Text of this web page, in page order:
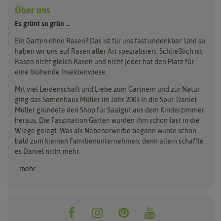
Tierrasen
Landschaftsrasen
Rasendünger
Erde
Unkrautbeseitigung
Greenfield
Grüne Oase
Hauert Manna
Kiepenkerl
Samen maier
Über uns
Es grünt so grün …
Ein Garten ohne Rasen? Das ist für uns fast undenkbar. Und so
haben wir uns auf Rasen aller Art spezialisiert. Schließlich ist
Rasen nicht gleich Rasen und nicht jeder hat den Platz für
eine blühende Insektenwiese.
Mit viel Leidenschaft und Liebe zum Gärtnern und zur Natur
ging das Samenhaus Müller im Jahr 2003 in die Spur. Daniel
Müller gründete den Shop für Saatgut aus dem Kinderzimmer
heraus. Die Faszination Garten wurden ihm schon fast in die
Wiege gelegt. Was als Nebenerwerbe begann wurde schon
bald zum kleinen Familienunternehmen, denn allein schaffte
es Daniel nicht mehr.
...mehr